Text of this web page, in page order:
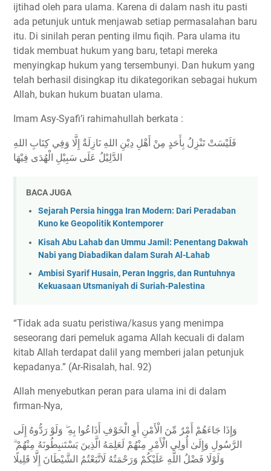
ijtihad oleh para ulama. Karena di dalam nash itu pasti
ada petunjuk untuk menjawab setiap permasalahan baru
itu. Di sinilah peran penting ilmu fiqih. Para ulama itu
tidak membuat hukum yang baru, tetapi mereka
menyingkap hukum yang tersembunyi. Dan hukum yang
telah berhasil disingkap itu dikategorikan sebagai hukum
Allah, bukan hukum buatan ulama.
Imam Asy-Syafi’i rahimahullah berkata :
فَلَيْسَتْ تَنْزِلُ بِأَحَدٍ مِنْ أَهْلِ دِيْنِ اللهِ نَازِلَةٌ إِلَّا وَفِي كِتَابِ اللهِ
الدَّلِيْلُ عَلَى سَبِيْلِ الْهُدَى فِيْهَا
BACA JUGA
Sejarah Persia hingga Iran Modern: Dari Peradaban
Kuno ke Geopolitik Kontemporer
Kisah Abu Lahab dan Ummu Jamil: Penentang Dakwah
Nabi yang Diabadikan dalam Surah Al-Lahab
Ambisi Syarif Husain, Peran Inggris, dan Runtuhnya
Kekuasaan Utsmaniyah di Suriah-Palestina
“Tidak ada suatu peristiwa/kasus yang menimpa
seseorang dari pemeluk agama Allah kecuali di dalam
kitab Allah terdapat dalil yang memberi jalan petunjuk
kepadanya.” (Ar-Risalah, hal. 92)
Allah menyebutkan peran para ulama ini di dalam
firman-Nya,
وَإِذَا جَاءَهُمْ أَمْرٌ مِّنَ الْأَمْنِ أَوِ الْخَوْفِ أَذَاعُوا بِهِ ۖ وَلَوْ رَدُّوهُ إِلَى
الرَّسُولِ وَإِلَىٰ أُولِي الْأَمْرِ مِنْهُمْ لَعَلِمَهُ الَّذِينَ يَسْتَنبِطُونَهُ مِنْهُمْ ۗ
وَلَوْلَا فَضْلُ اللَّهِ عَلَيْكُمْ وَرَحْمَتُهُ لَاتَّبَعْتُمُ الشَّيْطَانَ إِلَّا قَلِيلًا